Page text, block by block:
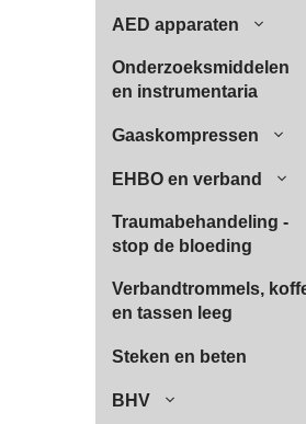
AED apparaten
Onderzoeksmiddelen
en instrumentaria
Gaaskompressen
EHBO en verband
Traumabehandeling -
stop de bloeding
Verbandtrommels,
en tassen leeg
Steken en beten
BHV